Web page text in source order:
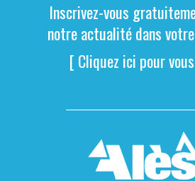
Inscrivez-vous
notre actualité dans
[ Cliquez ici pour